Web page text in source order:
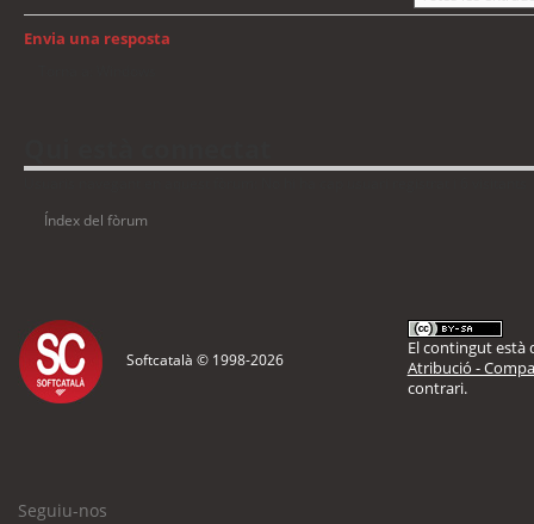
Envia una resposta
Índex del fòrum
Softcatalà © 1998-2026
El contingut està
Atribució -
contrari.
Seguiu-nos